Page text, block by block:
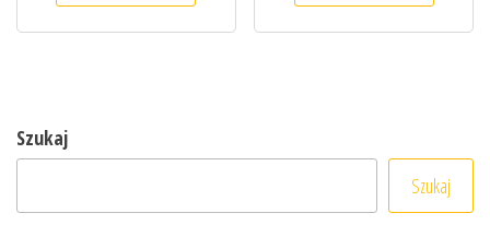
Szukaj
Szukaj